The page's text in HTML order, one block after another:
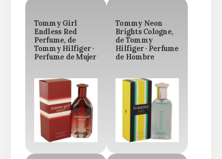
Tommy Girl
Endless Red
Perfume, de
Tommy Hilfiger ·
Perfume de Mujer
Tommy Neon
Brights Cologne,
de Tommy
Hilfiger · Perfume
de Hombre